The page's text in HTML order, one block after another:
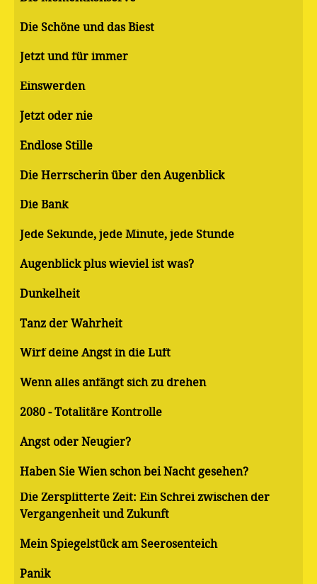
Die Schöne und das Biest
Jetzt und für immer
Einswerden
Jetzt oder nie
Endlose Stille
Die Herrscherin über den Augenblick
Die Bank
Jede Sekunde, jede Minute, jede Stunde
Augenblick plus wieviel ist was?
Dunkelheit
Tanz der Wahrheit
Wirf deine Angst in die Luft
Wenn alles anfängt sich zu drehen
2080 - Totalitäre Kontrolle
Angst oder Neugier?
Haben Sie Wien schon bei Nacht gesehen?
Die Zersplitterte Zeit: Ein Schrei zwischen der
Vergangenheit und Zukunft
Mein Spiegelstück am Seerosenteich
Panik